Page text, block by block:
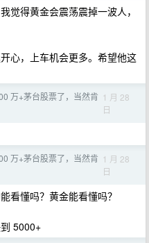
觉得黄金会震荡震掉一波人，
心，上车机会更多。希望他这
万+茅台股票了，当然肯 1 月 28
日
万+茅台股票了，当然肯 1 月 28
日
看懂吗？黄金能看懂吗？
5000+